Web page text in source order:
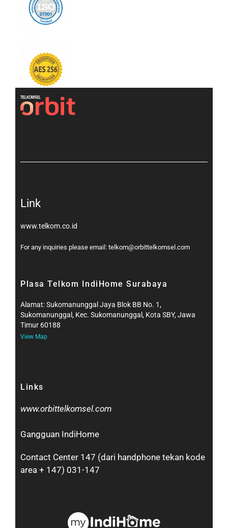
Link
www.telkom.co.id
For any inquiries please email: telkom@orbittelkomsel.com
Plasa Telkom IndiHome Surabaya
Alamat: Sukomanunggal Jaya Blok BB No. 1,
Sukomanunggal, Kec. Sukomanunggal, Kota SBY, Jawa
Timur 60188
View Map
Links
www.orbittelkomsel.com
Gangguan IndiHome
Contact Center 147 (dari handphone tekan kode
area + 147) 031-147